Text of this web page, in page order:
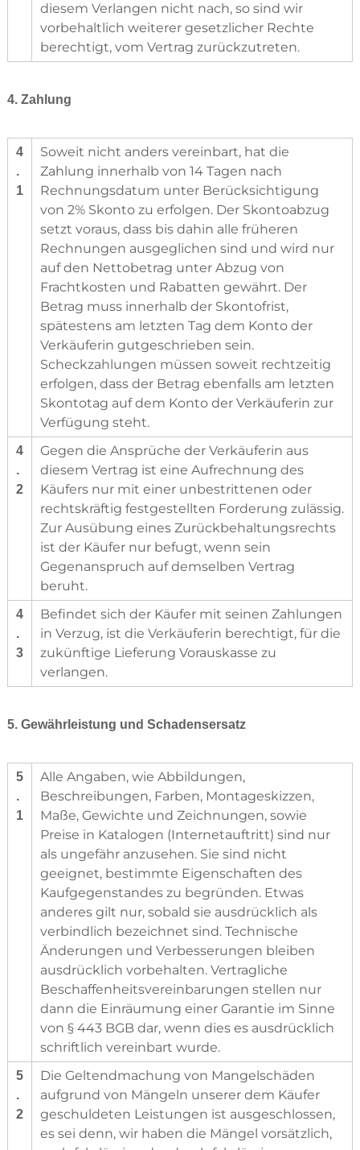
diesem Verlangen nicht nach, so sind wir
vorbehaltlich weiterer gesetzlicher Rechte
berechtigt, vom Vertrag zurückzutreten.
4. Zahlung
4
.
1
Soweit nicht anders vereinbart, hat die
Zahlung innerhalb von 14 Tagen nach
Rechnungsdatum unter Berücksichtigung
von 2% Skonto zu erfolgen. Der Skontoabzug
setzt voraus, dass bis dahin alle früheren
Rechnungen ausgeglichen sind und wird nur
auf den Nettobetrag unter Abzug von
Frachtkosten und Rabatten gewährt. Der
Betrag muss innerhalb der Skontofrist,
spätestens am letzten Tag dem Konto der
Verkäuferin gutgeschrieben sein.
Scheckzahlungen müssen soweit rechtzeitig
erfolgen, dass der Betrag ebenfalls am letzten
Skontotag auf dem Konto der Verkäuferin zur
Verfügung steht.
4
.
2
Gegen die Ansprüche der Verkäuferin aus
diesem Vertrag ist eine Aufrechnung des
Käufers nur mit einer unbestrittenen oder
rechtskräftig festgestellten Forderung zulässig.
Zur Ausübung eines Zurückbehaltungsrechts
ist der Käufer nur befugt, wenn sein
Gegenanspruch auf demselben Vertrag
beruht.
4
.
3
Befindet sich der Käufer mit seinen Zahlungen
in Verzug, ist die Verkäuferin berechtigt, für die
zukünftige Lieferung Vorauskasse zu
verlangen.
5. Gewährleistung und Schadensersatz
5
.
1
Alle Angaben, wie Abbildungen,
Beschreibungen, Farben, Montageskizzen,
Maße, Gewichte und Zeichnungen, sowie
Preise in Katalogen (Internetauftritt) sind nur
als ungefähr anzusehen. Sie sind nicht
geeignet, bestimmte Eigenschaften des
Kaufgegenstandes zu begründen. Etwas
anderes gilt nur, sobald sie ausdrücklich als
verbindlich bezeichnet sind. Technische
Änderungen und Verbesserungen bleiben
ausdrücklich vorbehalten. Vertragliche
Beschaffenheitsvereinbarungen stellen nur
dann die Einräumung einer Garantie im Sinne
von § 443 BGB dar, wenn dies es ausdrücklich
schriftlich vereinbart wurde.
5
.
2
Die Geltendmachung von Mangelschäden
aufgrund von Mängeln unserer dem Käufer
geschuldeten Leistungen ist ausgeschlossen,
es sei denn, wir haben die Mängel vorsätzlich,